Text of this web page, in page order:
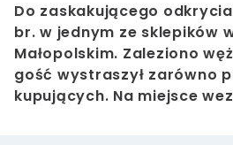
Do zaskakującego
br. w jednym ze sklepików
Małopolskim. Zaleziono
gość wystraszył zarówno
kupujących. Na miejsce